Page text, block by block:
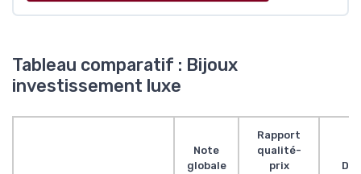
Tableau comparatif : Bijoux
investissement luxe
Note
globale
Rapport
qualité-
prix